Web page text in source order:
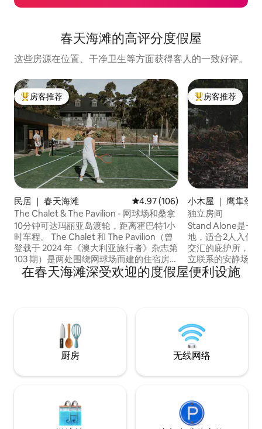
春天海滩的高评分度假屋
这些房源在位置、干净卫生等方面获得客人的一致好评。
热门「房客推荐」
房客推荐
民居 ｜ 春天海滩 平均评分 4.97 分（满分 5 分），
4.97 (106)
The Chalet & The Pavilion - 网球场和桑拿
10分钟可达玛丽亚岛渡轮，距离霍巴特1小
时车程。 The Chalet 和 The Pavilion（曾
登载于 2024 年《澳大利亚旅行者》杂志第
103 期）是两处围绕网球场而建的住宿房
源，位于一片占地 5 英亩的私人庄园内，
可俯瞰春滩（Spring Beach）的连绵起伏
堂，提供独一无二的体验，距离迷人的春
季海滩仅几步之遥。
热门「房客推荐」
房客推荐
小木屋 ｜ 鹰隼颈
独立房间
Stand Alone是一
地，适合2人入住
交汇的庇护所，是
立联系的安静场所
中，我们的床面朝
深浴缸。 简朴奢
神奇角落。 关注我们
在春天海滩深受欢迎的度假屋便利设施
厨房 无线网络